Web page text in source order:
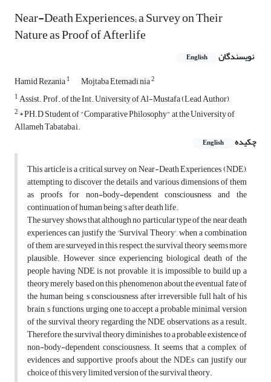
Near-Death Experiences; a Survey on Their
Nature as Proof of Afterlife
نویسندگان English
Hamid Rezania1 Mojtaba Etemadi nia2
1Assist. Prof. of the Int. University of Al-Mustafa (Lead Author),
2 * PH.D Student of "Comparative Philosophy" at the University of
Allameh Tabataba,i.
چکیده
English
This article is a critical survey on Near-Death Experiences (NDE),
attempting to discover the details and various dimensions of them
as proofs for non-body-dependent consciousness and the
continuation of human being’s after death life.
The survey shows that although no particular type of the near death
experiences can justify the 'Survival Theory', when a combination
of them are surveyed in this respect, the survival theory seems more
plausible. However, since experiencing biological death of the
people having NDE is not provable, it is impossible to build up a
theory merely based on this phenomenon about the eventual fate of
the human being, s consciousness after irreversible full halt of his
brain, s functions, urging one to accept a probable minimal version
of the survival theory regarding the NDE observations, as a result.
Therefore, the survival theory diminishes to a probable existence of
non-body-dependent consciousness. It seems that a complex of
evidences and supportive proofs about the NDEs can justify our
choice of this very limited version of the survival theory.